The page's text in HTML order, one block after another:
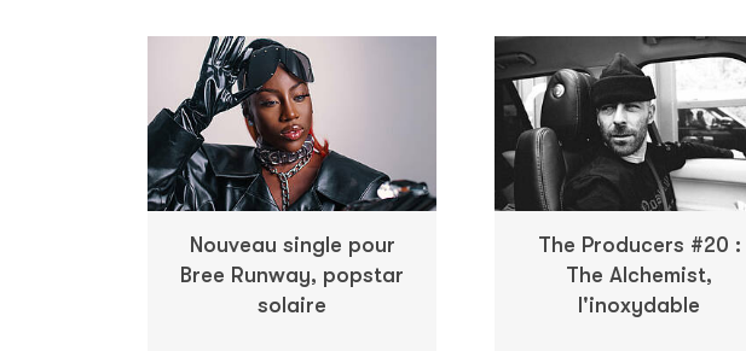
Nouveau single pour
Bree Runway, popstar
solaire
The Producers #20 :
The Alchemist,
l'inoxydable